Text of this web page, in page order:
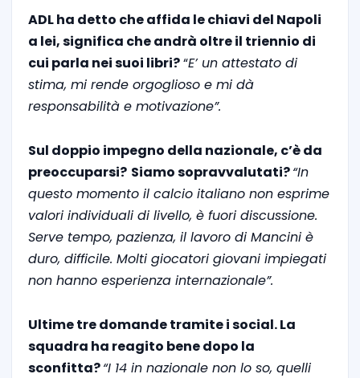
ADL ha detto che affida le chiavi del Napoli
a lei, significa che andrà oltre il triennio di
cui parla nei suoi libri?“E’ un attestato di
stima, mi rende orgoglioso e mi dà
responsabilità e motivazione”.
Sul doppio impegno della nazionale, c’è da
preoccuparsi? Siamo sopravvalutati?“In
questo momento il calcio italiano non esprime
valori individuali di livello, è fuori discussione.
Serve tempo, pazienza, il lavoro di Mancini è
duro, difficile. Molti giocatori giovani impiegati
non hanno esperienza internazionale”.
Ultime tre domande tramite i social. La
squadra ha reagito bene dopo la
sconfitta?“I 14 in nazionale non lo so, quelli